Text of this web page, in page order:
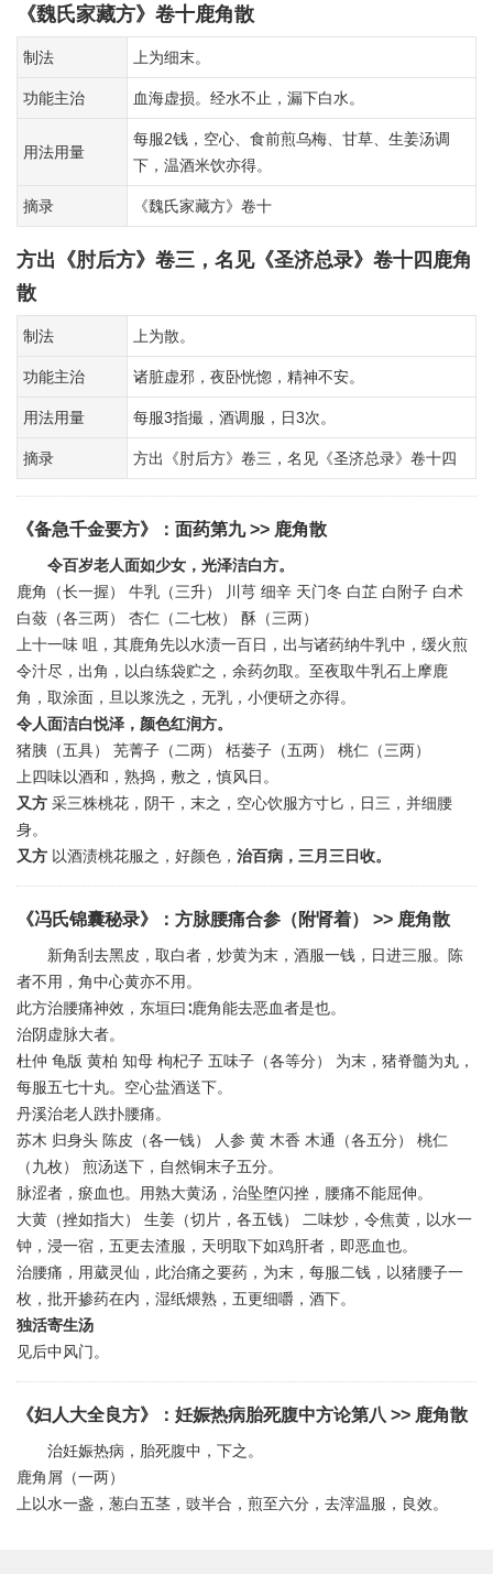
《魏氏家藏方》卷十鹿角散
制法 上为细末。
功能主治 血海虚损。经水不止，漏下白水。
用法用量
每服2钱，空心、食前煎乌梅、甘草、生姜汤调
下，温酒米饮亦得。
摘录 《魏氏家藏方》卷十
方出《肘后方》卷三，名见《圣济总录》卷十四鹿角
散
制法 上为散。
功能主治 诸脏虚邪，夜卧恍惚，精神不安。
用法用量 每服3指撮，酒调服，日3次。
摘录 方出《肘后方》卷三，名见《圣济总录》卷十四
《备急千金要方》 ： 面药第九>> 鹿角散
令百岁老人面如少女，光泽洁白方。
鹿角（长一握） 牛乳（三升） 川芎 细辛 天门冬 白芷 白附子 白术
白蔹（各三两） 杏仁（二七枚） 酥（三两）
上十一味 咀，其鹿角先以水渍一百日，出与诸药纳牛乳中，缓火煎
令汁尽，出角，以白练袋贮之，余药勿取。至夜取牛乳石上摩鹿
角，取涂面，旦以浆洗之，无乳，小便研之亦得。
令人面洁白悦泽，颜色红润方。
猪胰（五具） 芜菁子（二两） 栝蒌子（五两） 桃仁（三两）
上四味以酒和，熟捣，敷之，慎风日。
又方 采三株桃花，阴干，末之，空心饮服方寸匕，日三，并细腰
身。
又方 以酒渍桃花服之，好颜色， 治百病，三月三日收。
《冯氏锦囊秘录》 ： 方脉腰痛合参（附肾着） >> 鹿角散
新角刮去黑皮，取白者，炒黄为末，酒服一钱，日进三服。陈
者不用，角中心黄亦不用。
此方治腰痛神效，东垣曰∶鹿角能去恶血者是也。
治阴虚脉大者。
杜仲 龟版 黄柏 知母 枸杞子 五味子（各等分） 为末，猪脊髓为丸，
每服五七十丸。空心盐酒送下。
丹溪治老人跌扑腰痛。
苏木 归身头 陈皮（各一钱） 人参 黄 木香 木通（各五分） 桃仁
（九枚） 煎汤送下，自然铜末子五分。
脉涩者，瘀血也。用熟大黄汤，治坠堕闪挫，腰痛不能屈伸。
大黄（挫如指大） 生姜（切片，各五钱） 二味炒，令焦黄，以水一
钟，浸一宿，五更去渣服，天明取下如鸡肝者，即恶血也。
治腰痛，用葳灵仙，此治痛之要药，为末，每服二钱，以猪腰子一
枚，批开掺药在内，湿纸煨熟，五更细嚼，酒下。
独活寄生汤
见后中风门。
《妇人大全良方》 ： 妊娠热病胎死腹中方论第八 >> 鹿角散
治妊娠热病，胎死腹中，下之。
鹿角屑（一两）
上以水一盏，葱白五茎，豉半合，煎至六分，去滓温服，良效。